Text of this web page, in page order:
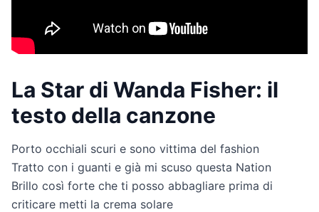
La Star di Wanda Fisher: il
testo della canzone
Porto occhiali scuri e sono vittima del fashion
Tratto con i guanti e già mi scuso questa Nation
Brillo così forte che ti posso abbagliare prima di
criticare metti la crema solare